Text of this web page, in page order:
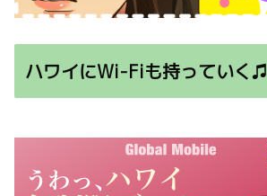
ハワイにWi-Fiも持っていく♫